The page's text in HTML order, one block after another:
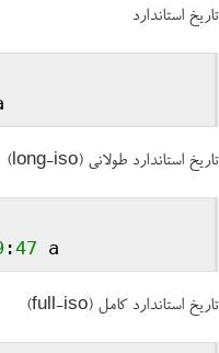
تاریخ استاندارد
تاریخ استاندارد طولانی (long-iso)
:47
تاریخ استاندارد کامل (full-iso)